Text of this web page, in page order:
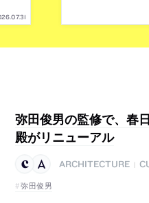
弥田俊男の監修で、春
殿がリニューアル
ARCHITECTURE
弥田俊男